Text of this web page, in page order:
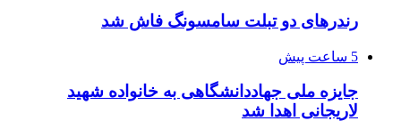
رندرهای دو تبلت سامسونگ فاش شد
5 ساعت پیش
جایزه ملی جهاددانشگاهی به خانواده شهید
لاریجانی اهدا شد